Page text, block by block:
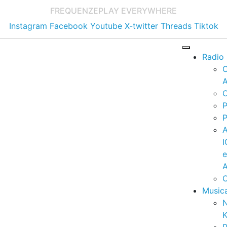
FREQUENZEPLAY EVERYWHERE
Instagram Facebook Youtube X-twitter Threads Tiktok
Radio
e